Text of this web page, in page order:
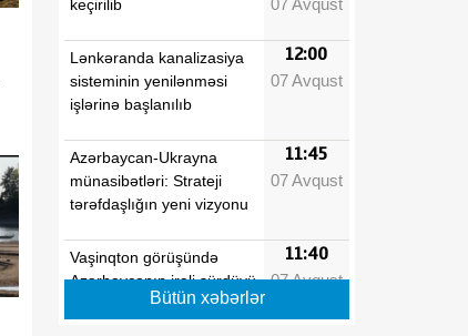
keçirilib
07 Avqust
Lənkəranda kanalizasiya
sisteminin yenilənməsi
işlərinə başlanılıb
12:00
07 Avqust
Azərbaycan-Ukrayna
münasibətləri: Strateji
tərəfdaşlığın yeni vizyonu
11:45
07 Avqust
Vaşinqton görüşündə
Azərbaycanın irəli sürdüyü
prinsipial mövqelər
11:40
07 Avqust
Bütün xəbərlər